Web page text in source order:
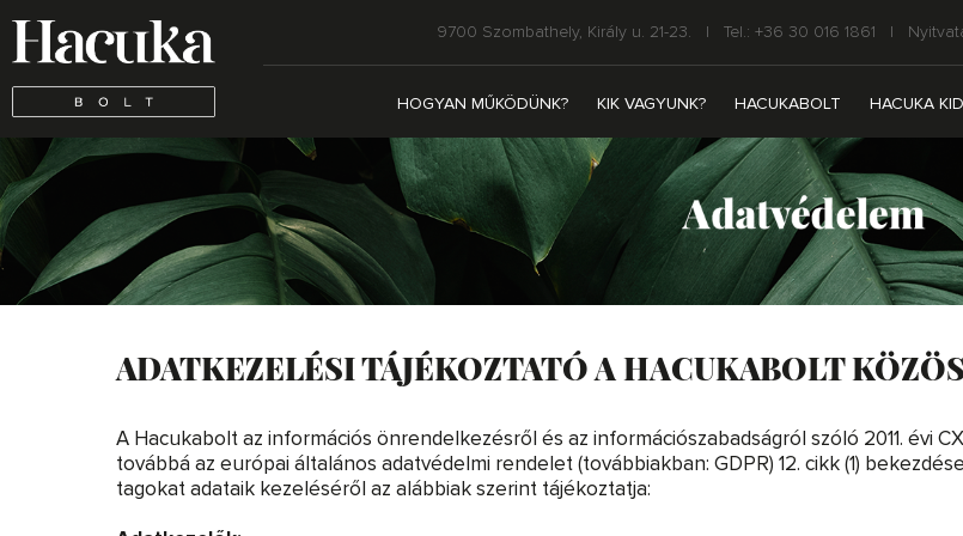
9700 Szombathely, Király u. 21-23. Tel.: +36 30 016 1861
HOGYAN MŰKÖDÜNK? KIK VAGYUNK? HACUKABOLT HACUKA
ADATKEZELÉSI TÁJÉKOZTATÓ A HACUKABOLT
A Hacukabolt az információs önrendelkezésről és az információszabadságról szóló 2011. évi
továbbá az európai általános adatvédelmi rendelet (továbbiakban: GDPR) 12. cikk (1)
tagokat adataik kezeléséről az alábbiak szerint tájékoztatja: